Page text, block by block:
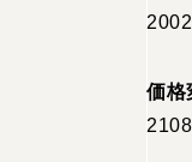
価格